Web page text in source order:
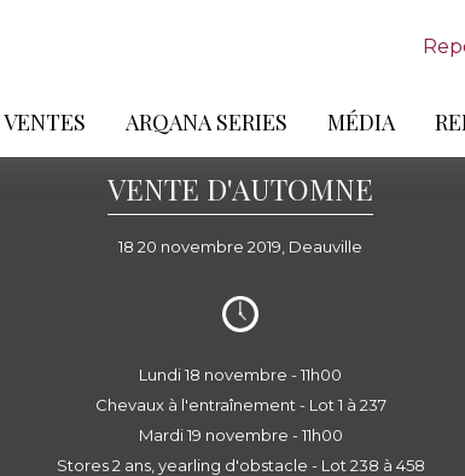
VENTES ARQANA SERIES MÉDIA
VENTE D'AUTOMNE
18 20 novembre 2019, Deauville
Lundi 18 novembre - 11h00
Chevaux à l'entraînement - Lot 1 à 237
Mardi 19 novembre - 11h00
Stores 2 ans, yearling d'obstacle - Lot 238 à 458